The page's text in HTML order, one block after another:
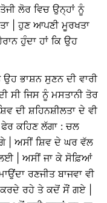
ਲੋਰ ਵਿਚ ਉਨ੍ਹਾਂ ਨੂੰ
| ਹੁਣ ਆਪਣੀ ਮੂਰਖਤਾ
ਹੁੰਦਾ ਹਾਂ ਕਿ ਉਹ
ਉਹ ਭਾਸ਼ਨ ਸੁਣਨ ਦੀ ਵਾਰੀ
ਸੀ ਜਿਸ ਨੂੰ ਮਸਤਾਨੀ ਤੋਰ
ਦੀ ਸ਼ਹਿਨਸ਼ੀਲਤਾ ਦੇ ਵੀ
ਫੇਰ ਕਹਿਣ ਲੱਗਾ : ਚਲ
| ਅਸੀਂ ਸ਼ਿਵ ਦੇ ਘਰ ਵੱਲ
| ਅਸੀਂ ਜਾ ਕੇ ਸੋਫ਼ਿਆਂ
ਰਣਜੀਤ ਬਾਜਵਾ ਵੀ
ਰਹੇ ਤੇ ਕਦੋਂ ਸੌਂ ਗਏ |